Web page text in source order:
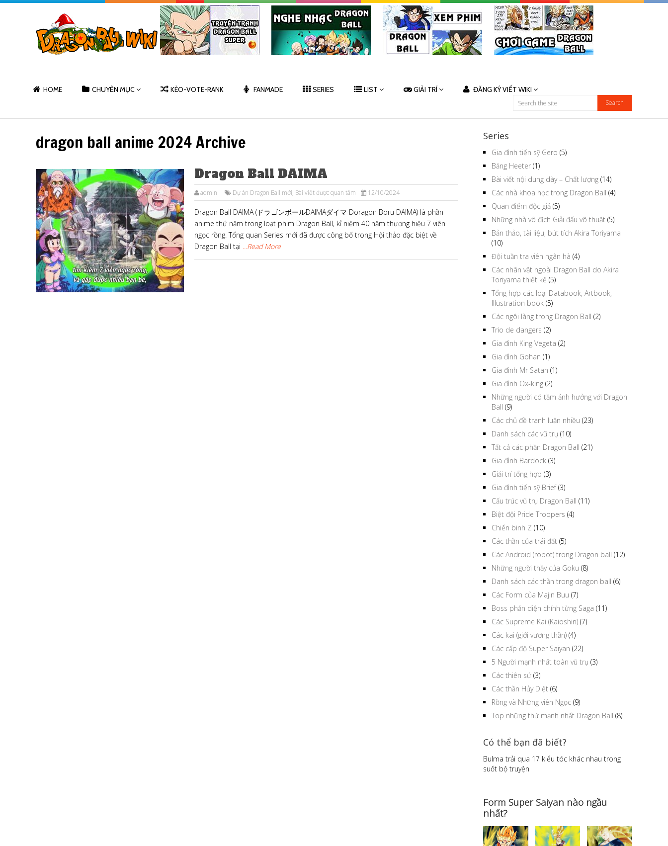
HOME CHUYÊN MỤC KÈO-VOTE-RANK FANMADE SERIES LIST GIẢI TRÍ ĐĂNG KÝ VIẾT WIKI
dragon ball anime 2024 Archive
Dragon Ball DAIMA
admin Dự án Dragon Ball mới, Bài viết được quan tâm 12/10/2024
Dragon Ball DAIMA (ドラゴンボールDAIMAダイマ Doragon Bōru DAIMA) là phần
anime thứ năm trong loạt phim Dragon Ball, kỉ niệm 40 năm thương hiệu 7 viên
ngọc rồng. Tổng quan Series mới đã được công bố trong Hội thảo đặc biệt về
Dragon Ball tại ...Read More
Series
Gia đình tiến sỹ Gero (5)
Băng Heeter (1)
Bài viết nội dung dày – Chất lượng (14)
Các nhà khoa học trong Dragon Ball (4)
Quan điểm độc giả (5)
Những nhà vô địch Giải đấu võ thuật (5)
Bản thảo, tài liệu, bút tích Akira Toriyama
(10)
Đội tuần tra viên ngân hà (4)
Các nhân vật ngoài Dragon Ball do Akira
Toriyama thiết kế (5)
Tổng hợp các loại Databook, Artbook,
Illustration book (5)
Các ngôi làng trong Dragon Ball (2)
Trio de dangers (2)
Gia đình King Vegeta (2)
Gia đình Gohan (1)
Gia đình Mr Satan (1)
Gia đình Ox-king (2)
Những người có tầm ảnh hưởng với Dragon
Ball (9)
Các chủ đề tranh luận nhiều (23)
Danh sách các vũ trụ (10)
Tất cả các phần Dragon Ball (21)
Gia đình Bardock (3)
Giải trí tổng hợp (3)
Gia đình tiến sỹ Brief(3)
Cấu trúc vũ trụ Dragon Ball (11)
Biệt đội Pride Troopers (4)
Chiến binh Z (10)
Các thần của trái đất (5)
Các Android (robot) trong Dragon ball (12)
Những người thầy của Goku (8)
Danh sách các thần trong dragon ball (6)
Các Form của Majin Buu (7)
Boss phản diện chính từng Saga (11)
Các Supreme Kai (Kaioshin) (7)
Các kai (giới vương thần) (4)
Các cấp độ Super Saiyan (22)
5 Người mạnh nhất toàn vũ trụ (3)
Các thiên sứ (3)
Các thần Hủy Diệt (6)
Rồng và Những viên Ngọc (9)
Top những thứ mạnh nhất Dragon Ball (8)
Có thể bạn đã biết?
Bulma trải qua 17 kiểu tóc khác nhau trong
suốt bộ truyện
Form Super Saiyan nào ngầu
nhất?